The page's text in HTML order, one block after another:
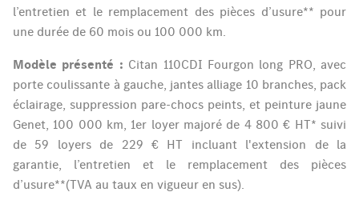
l’entretien et le remplacement des pièces d’usure** pour
une durée de 60 mois ou 100 000 km.
Modèle présenté : Citan 110CDI Fourgon long PRO, avec
porte coulissante à gauche, jantes alliage 10 branches, pack
éclairage, suppression pare-chocs peints, et peinture jaune
Genet, 100 000 km, 1er loyer majoré de 4 800 € HT* suivi
de 59 loyers de 229 € HT incluant l'extension de la
garantie, l’entretien et le remplacement des pièces
d’usure**(TVA au taux en vigueur en sus).